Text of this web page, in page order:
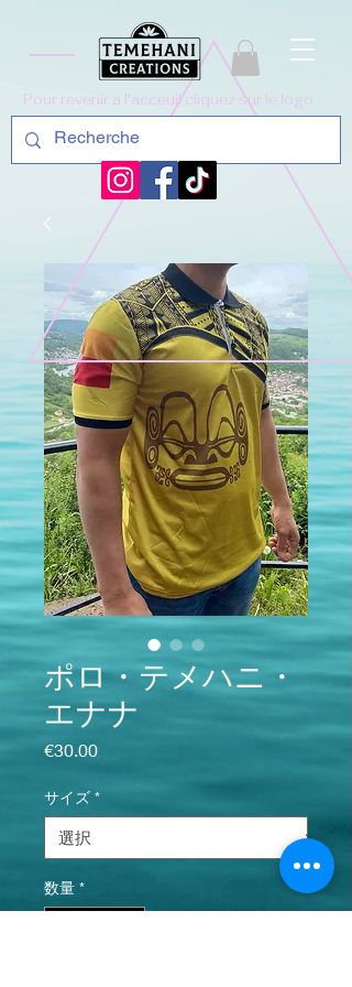
Pour revenir a l'acceuil cliquez sur le logo
ポロ・テメハニ・
エナナ
€30.00価格
サイズ *
数量 *